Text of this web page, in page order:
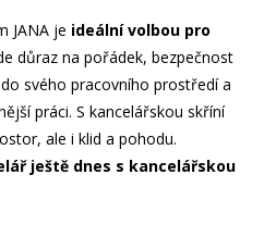
JANA je ideální volbou pro
důraz na pořádek, bezpečnost
svého pracovního prostředí a
práci. S kancelářskou skříní
ale i klid a pohodu.
ještě dnes s kancelářskou